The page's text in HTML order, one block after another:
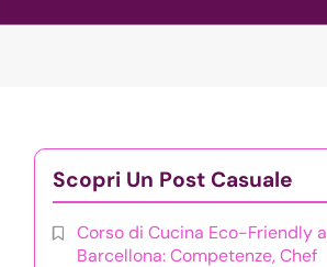
Scopri Un Post Casuale
Corso di Cucina Eco-Friendly a
Barcellona: Competenze, Chef